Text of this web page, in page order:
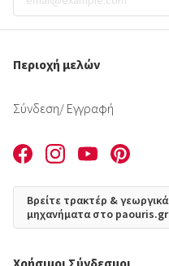
Περιοχή μελών
Σύνδεση/ Εγγραφή
Βρείτε τρακτέρ & γεωργικά
μηχανήματα στο paouris.gr